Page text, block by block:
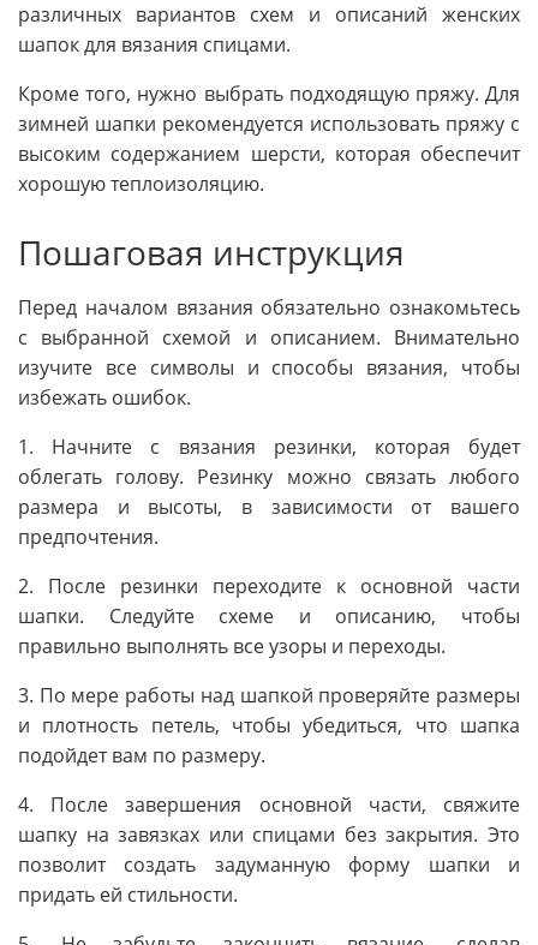
различных вариантов схем и описаний женских
шапок для вязания спицами.
Кроме того, нужно выбрать подходящую пряжу. Для
зимней шапки рекомендуется использовать пряжу с
высоким содержанием шерсти, которая обеспечит
хорошую теплоизоляцию.
Пошаговая инструкция
Перед началом вязания обязательно ознакомьтесь
с выбранной схемой и описанием. Внимательно
изучите все символы и способы вязания, чтобы
избежать ошибок.
1. Начните с вязания резинки, которая будет
облегать голову. Резинку можно связать любого
размера и высоты, в зависимости от вашего
предпочтения.
2. После резинки переходите к основной части
шапки. Следуйте схеме и описанию, чтобы
правильно выполнять все узоры и переходы.
3. По мере работы над шапкой проверяйте размеры
и плотность петель, чтобы убедиться, что шапка
подойдет вам по размеру.
4. После завершения основной части, свяжите
шапку на завязках или спицами без закрытия. Это
позволит создать задуманную форму шапки и
придать ей стильности.